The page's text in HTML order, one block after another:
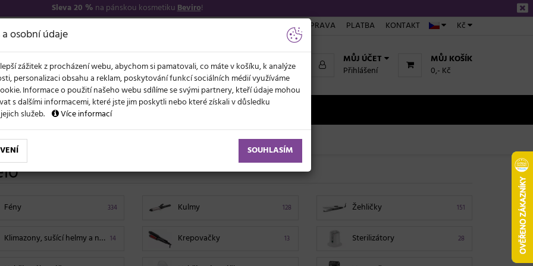
Sleva 20 % na pánskou kosmetikuBeviro!
Kč
DOPRAVA PLATBA KONTAKT
MŮJ KOŠÍK
0,- Kč
MŮJ ÚČET
Přihlášení
NOVĚ LÉTO A VLASY AKCE
334
Fény 128
Kulmy 151
Žehličky
14
Klimazony, sušící helmy a napařovače 13
Krepovačky 28
Sterilizátory
osobní údaje
zážitek z procházení webu, abychom si pamatovali, co máte v košíku, k analýze
personalizaci obsahu a reklam, poskytování funkcí sociálních médií využíváme
Informace o použití našeho webu sdílíme se svými partnery, kteří údaje mohou
s dalšími informacemi, které jste jim poskytli nebo které získali v důsledku
služeb.
Více informací
SOUHLASÍM